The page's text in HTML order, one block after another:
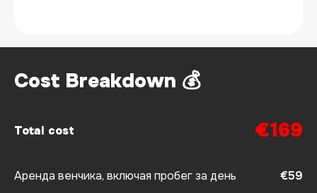
Cost Breakdown 💰
Total cost €169
Аренда венчика, включая пробег за день
€59